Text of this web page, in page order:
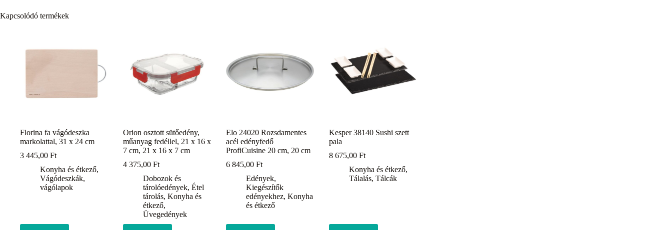
Kapcsolódó termékek
Florina fa vágódeszka
markolattal, 31 x 24 cm
3 445,00 Ft
Konyha és étkező,
Vágódeszkák,
vágólapok
Orion osztott sütőedény,
műanyag fedéllel, 21 x 16 x
7 cm, 21 x 16 x 7 cm
4 375,00Ft
Dobozok és
tárolóedények,Étel
tárolás,Konyha és
étkező,
Üvegedények
Elo 24020 Rozsdamentes
acél edényfedő
ProfiCuisine 20 cm, 20 cm
6 845,00Ft
Edények,
Kiegészítők
edényekhez,Konyha
és étkező
Kesper 38140 Sushi szett
pala
8 675,00Ft
Konyha és étkező,
Tálalás,Tálcák